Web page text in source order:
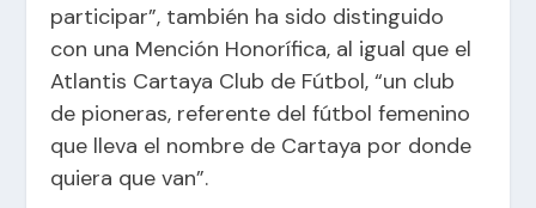
participar”, también ha sido distinguido
con una Mención Honorífica, al igual que el
Atlantis Cartaya Club de Fútbol, “un club
de pioneras, referente del fútbol femenino
que lleva el nombre de Cartaya por donde
quiera que van”.